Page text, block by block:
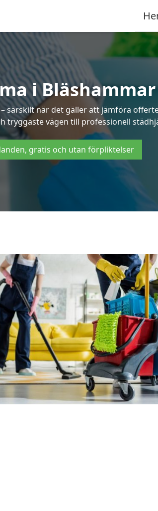
i Bläshammar
när det gäller att jämföra
tryggaste vägen till professionell
gratis och utan förpliktelser